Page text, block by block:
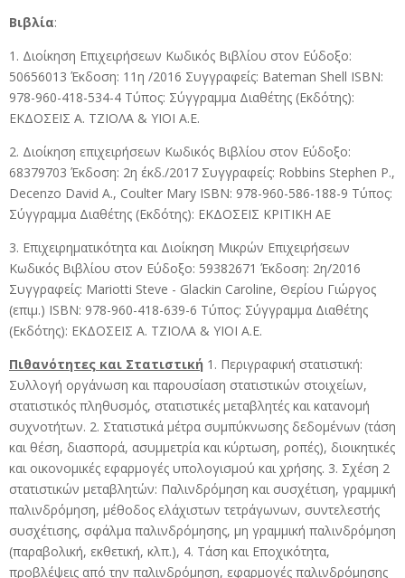
Βιβλία:
1. Διοίκηση Επιχειρήσεων Κωδικός Βιβλίου στον Εύδοξο:
50656013 Έκδοση: 11η /2016 Συγγραφείς: Bateman Shell ISBN:
978-960-418-534-4 Τύπος: Σύγγραμμα Διαθέτης (Εκδότης):
ΕΚΔΟΣΕΙΣ Α. ΤΖΙΟΛΑ & ΥΙΟΙ Α.Ε.
2. Διοίκηση επιχειρήσεων Κωδικός Βιβλίου στον Εύδοξο:
68379703 Έκδοση: 2η έκδ./2017 Συγγραφείς: Robbins Stephen P.,
Decenzo David A., Coulter Mary ISBN: 978-960-586-188-9 Τύπος:
Σύγγραμμα Διαθέτης (Εκδότης): ΕΚΔΟΣΕΙΣ ΚΡΙΤΙΚΗ ΑΕ
3. Επιχειρηματικότητα και Διοίκηση Μικρών Επιχειρήσεων
Κωδικός Βιβλίου στον Εύδοξο: 59382671 Έκδοση: 2η/2016
Συγγραφείς: Mariotti Steve - Glackin Caroline, Θερίου Γιώργος
(επιμ.) ISBN: 978-960-418-639-6 Τύπος: Σύγγραμμα Διαθέτης
(Εκδότης): ΕΚΔΟΣΕΙΣ Α. ΤΖΙΟΛΑ & ΥΙΟΙ Α.Ε.
Πιθανότητες και Στατιστική 1. Περιγραφική στατιστική:
Συλλογή οργάνωση και παρουσίαση στατιστικών στοιχείων,
στατιστικός πληθυσμός, στατιστικές μεταβλητές και κατανομή
συχνοτήτων. 2. Στατιστικά μέτρα συμπύκνωσης δεδομένων (τάση
και θέση, διασπορά, ασυμμετρία και κύρτωση, ροπές), διοικητικές
και οικονομικές εφαρμογές υπολογισμού και χρήσης. 3. Σχέση 2
στατιστικών μεταβλητών: Παλινδρόμηση και συσχέτιση, γραμμική
παλινδρόμηση, μέθοδος ελάχιστων τετράγωνων, συντελεστής
συσχέτισης, σφάλμα παλινδρόμησης, μη γραμμική παλινδρόμηση
(παραβολική, εκθετική, κλπ.), 4. Τάση και Εποχικότητα,
προβλέψεις από την παλινδρόμηση, εφαρμογές παλινδρόμησης